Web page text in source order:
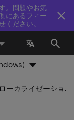
。問題やお気
にあるフィー
ください。
ローカライゼーションリファクタリング